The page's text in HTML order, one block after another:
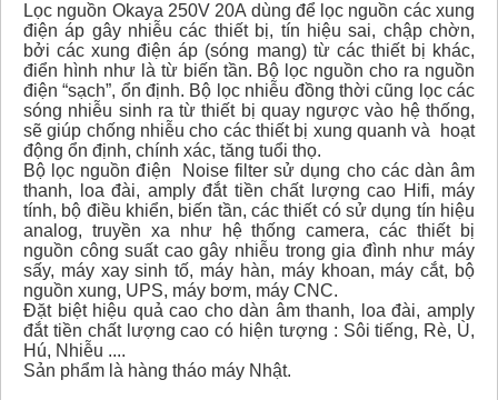
Lọc nguồn Okaya 250V 20A dùng để lọc nguồn các xung
điện áp gây nhiễu các thiết bị, tín hiệu sai, chập chờn,
bởi các xung điện áp (sóng mang) từ các thiết bị khác,
điển hình như là từ biến tần. Bộ lọc nguồn cho ra nguồn
điện “sạch”, ổn định. Bộ lọc nhiễu đồng thời cũng lọc các
sóng nhiễu sinh ra từ thiết bị quay ngược vào hệ thống,
sẽ giúp chống nhiễu cho các thiết bị xung quanh và hoạt
động ổn định, chính xác, tăng tuổi thọ.
Bộ lọc nguồn điện Noise filter sử dụng cho các dàn âm
thanh, loa đài, amply đắt tiền chất lượng cao Hifi, máy
tính, bộ điều khiển, biến tần, các thiết có sử dụng tín hiệu
analog, truyền xa như hệ thống camera, các thiết bị
nguồn công suất cao gây nhiễu trong gia đình như máy
sấy, máy xay sinh tố, máy hàn, máy khoan, máy cắt, bộ
nguồn xung, UPS, máy bơm, máy CNC.
Đặt biệt hiệu quả cao cho dàn âm thanh, loa đài, amply
đắt tiền chất lượng cao có hiện tượng : Sôi tiếng, Rè, Ù,
Hú, Nhiễu ....
Sản phẩm là hàng tháo máy Nhật.